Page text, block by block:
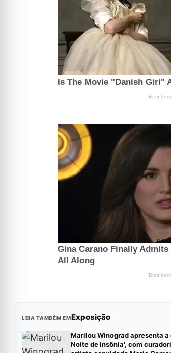
LEIA TAMBÉM EMExposição
Marilou Winograd apresenta a
Noite de Insônia', com